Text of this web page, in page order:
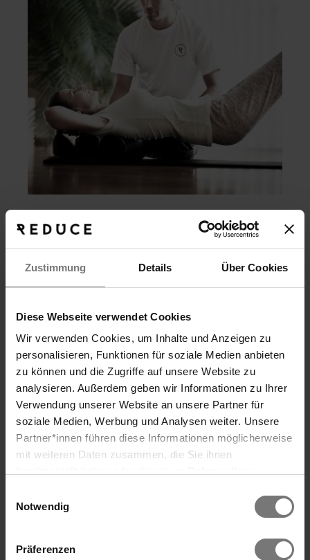
Zustimmung Details Über Cookies
Diese Webseite verwendet Cookies
Wir verwenden Cookies, um Inhalte und Anzeigen zu
personalisieren, Funktionen für soziale Medien anbieten
zu können und die Zugriffe auf unsere Website zu
analysieren. Außerdem geben wir Informationen zu Ihrer
Verwendung unserer Website an unsere Partner für
soziale Medien, Werbung und Analysen weiter. Unsere
Partner*innen führen diese Informationen möglicherweise
mit weiteren Daten zusammen, die Sie ihnen
Cookies und ähnliche Technologien (Tracking-Pixel),
soweit dies technisch für die Bereitstellung unserer
Dienste erforderlich ist (bspw. Spracheinstellungen),
sowie darüber hinaus soweit Sie Ihre Einwilligung in die
Notwendig
Präferenzen
Health modules
Put together your own feel-good package with our
modules.
Search
MORE Summer
3 full days of that vacation feeling
Rejuvenation, relaxation, exquisite cuisine, and all-